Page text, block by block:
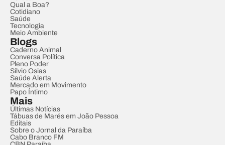
Qual a Boa?
Cotidiano
Saúde
Tecnologia
Meio Ambiente
Blogs
Caderno Animal
Conversa Política
Pleno Poder
Sílvio Osias
Saúde Alerta
Mercado em Movimento
Papo Íntimo
Mais
Últimas Notícias
Tábuas de Marés em João Pessoa
Editais
Sobre o Jornal da Paraíba
Cabo Branco FM